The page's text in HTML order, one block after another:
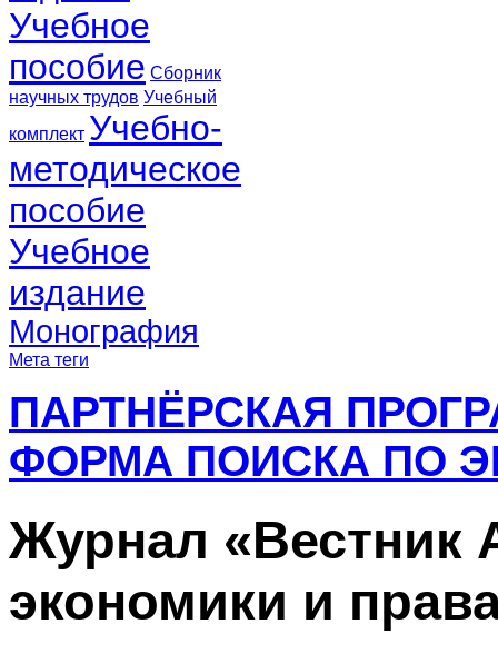
Учебное
пособие Сборник
научных трудов Учебный
комплект Учебно-
методическое
пособие
Учебное
издание
Монография
Мета теги
ПАРТНЁРСКАЯ
ФОРМА ПОИСКА ПО
Журнал «Вестник
экономики и